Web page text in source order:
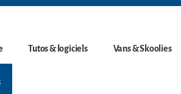
Tutos & logiciels Vans & Skoolies